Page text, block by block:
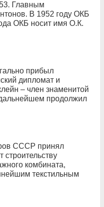
Главным
В 1952 году ОКБ
ОКБ носит имя О.К.
прибыл
дипломат и
– член знаменитой
продолжил
СССР принял
строительству
комбината,
текстильным